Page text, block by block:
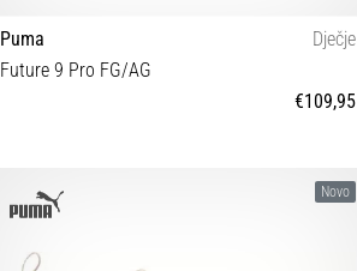
Puma
Dječje
Future 9 Pro FG/AG
€109,95
30 31 32 32½ 33 34 34½ 35 35½ 36 37 37½ 38 38½
Novo